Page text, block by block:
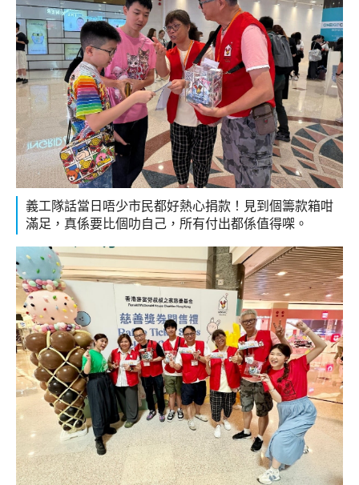
義工隊話當日唔少市民都好熱心捐款！見到個籌款箱咁
滿足，真係要比個叻自己，所有付出都係值得㗎。